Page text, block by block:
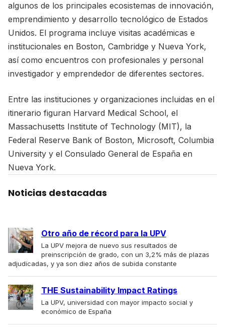
algunos de los principales ecosistemas de innovación,
emprendimiento y desarrollo tecnológico de Estados
Unidos. El programa incluye visitas académicas e
institucionales en Boston, Cambridge y Nueva York,
así como encuentros con profesionales y personal
investigador y emprendedor de diferentes sectores.
Entre las instituciones y organizaciones incluidas en el
itinerario figuran Harvard Medical School, el
Massachusetts Institute of Technology (MIT), la
Federal Reserve Bank of Boston, Microsoft, Columbia
University y el Consulado General de España en
Nueva York.
Noticias destacadas
Otro año de récord para la UPV
La UPV mejora de nuevo sus resultados de
preinscripción de grado, con un 3,2% más de plazas
adjudicadas, y ya son diez años de subida constante
THE Sustainability Impact Ratings
La UPV, universidad con mayor impacto social y
económico de España